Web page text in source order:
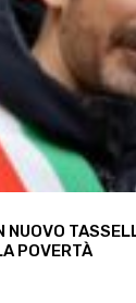
NUOVO
POVERTÀ